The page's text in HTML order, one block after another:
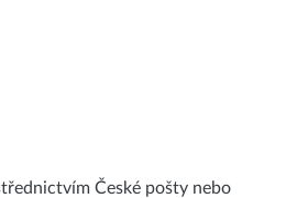
České pošty nebo